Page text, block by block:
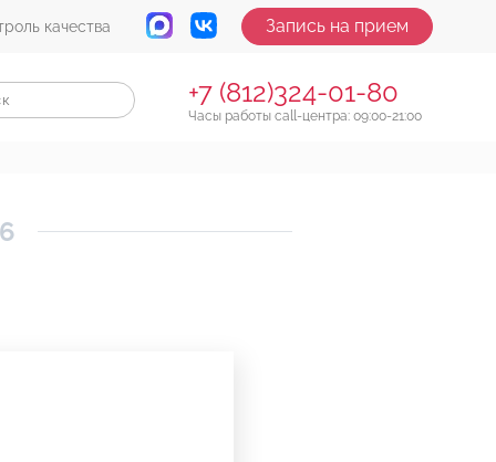
качества Запись на прием
+7 (812)324-01-80
Часы работы call-центра: 09:00-21:00